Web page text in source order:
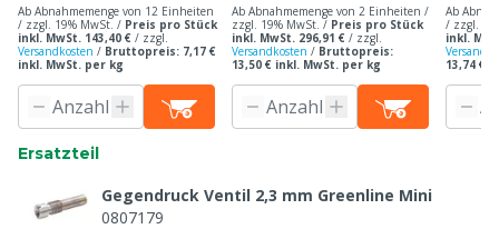
Ab Abnahmemenge von 12 Einheiten
/ zzgl. 19% MwSt. / Preis pro Stück
inkl. MwSt. 143,40 € / zzgl.
Versandkosten / Bruttopreis: 7,17 €
inkl. MwSt. per kg
Ab Abnahmemenge von 2 Einheiten /
zzgl. 19% MwSt. / Preis pro Stück
inkl. MwSt. 296,91 € / zzgl.
Versandkosten / Bruttopreis:
13,50 € inkl. MwSt. per kg
Ab
/ zzgl.
inkl.
13,74 €
Ersatzteil
Gegendruck Ventil 2,3 mm Greenline Mini
0807179